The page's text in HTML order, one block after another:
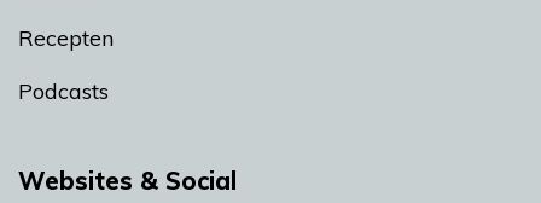
Recepten
Podcasts
Websites & Social